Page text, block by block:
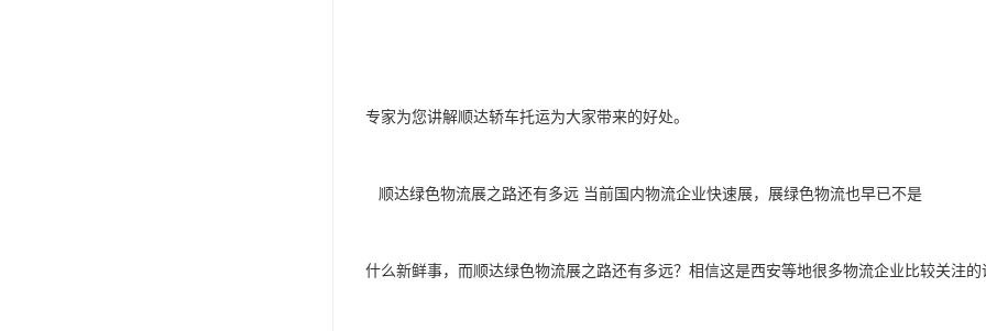
专家为您讲解顺达轿车托运为大家带来的好处。
什么新鲜事，而顺达绿色物流展之路还有多远？相信这是西安等地很多物流企业比较关注的